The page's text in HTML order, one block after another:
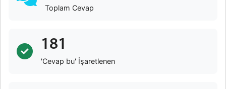
Toplam Cevap
181
'Cevap bu' İşaretlenen